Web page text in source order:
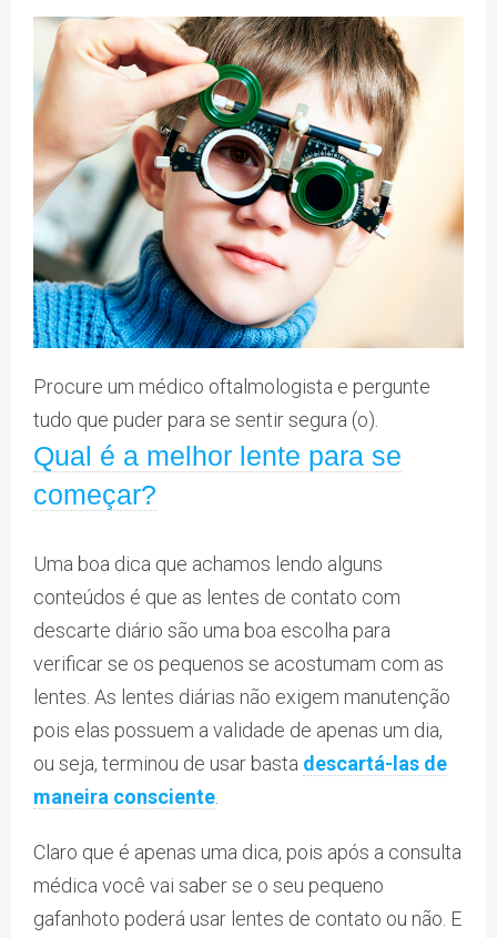
Procure um médico oftalmologista e pergunte
tudo que puder para se sentir segura (o).
Qual é a melhor lente para se
começar?
Uma boa dica que achamos lendo alguns
conteúdos é que as lentes de contato com
descarte diário são uma boa escolha para
verificar se os pequenos se acostumam com as
lentes. As lentes diárias não exigem manutenção
pois elas possuem a validade de apenas um dia,
ou seja, terminou de usar basta descartá-las de
maneira consciente
Claro que é apenas uma dica, pois após a consulta
médica você vai saber se o seu pequeno
gafanhoto poderá usar lentes de contato ou não. E